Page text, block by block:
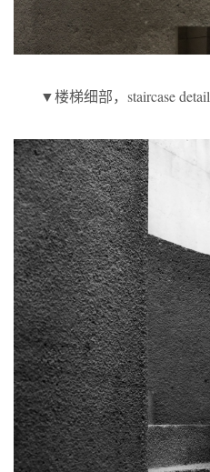
▼楼梯细部，staircase detail